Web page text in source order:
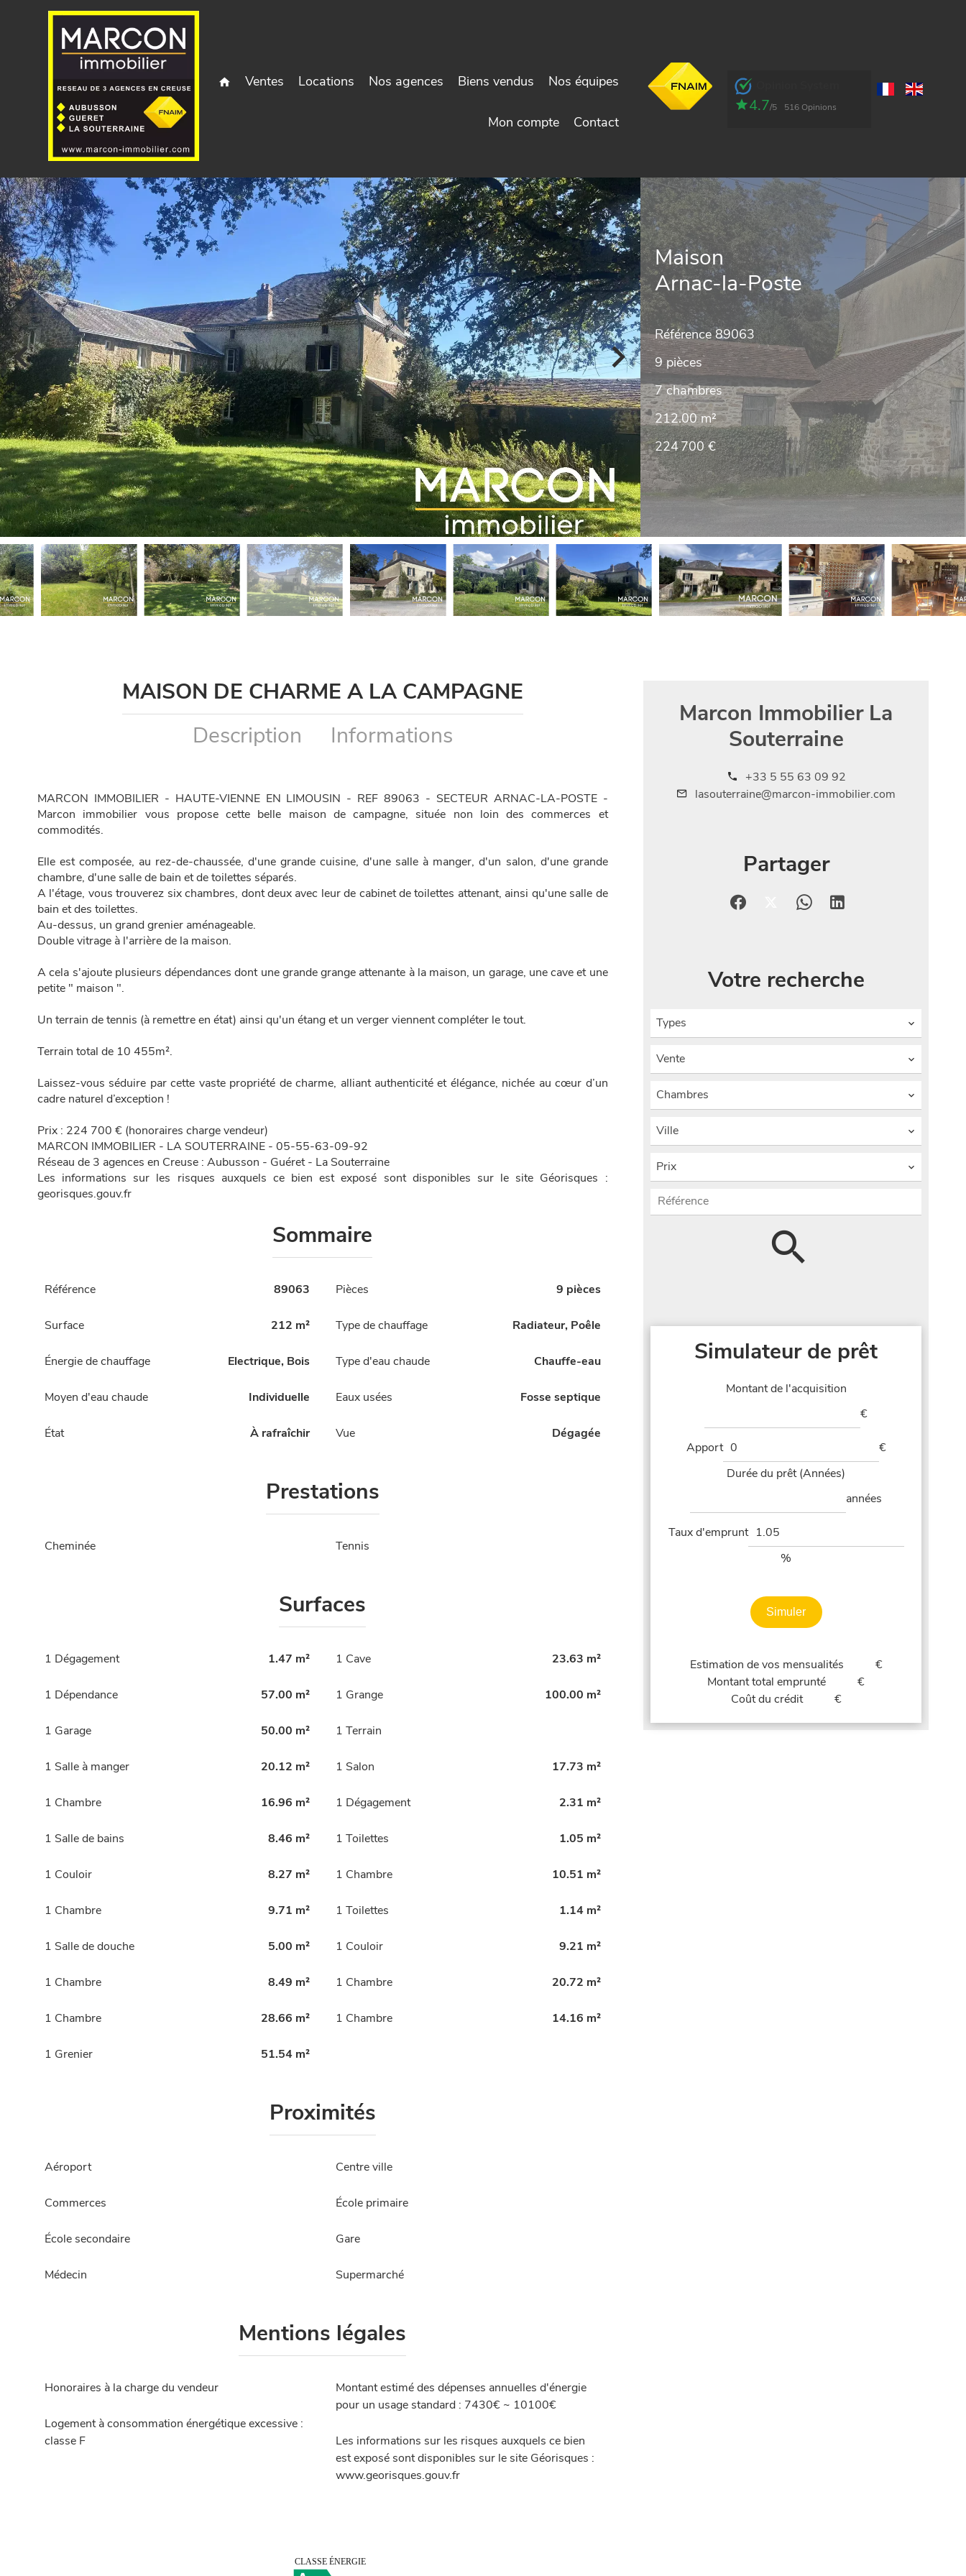
Ventes Locations Nos agences Biens vendus Nos équipes
Mon compte Contact
4.7/5 516 Opinions
Maison
Arnac-la-Poste
Référence89063
9 pièces
7 chambres
212.00m²
224 700 €
MAISON DE CHARME A LA CAMPAGNE
Description
Informations
MARCON IMMOBILIER - HAUTE-VIENNE EN LIMOUSIN - REF 89063 - SECTEUR ARNAC-LA-POSTE -
Marcon immobilier vous propose cette belle maison de campagne, située non loin des commerces et
commodités.
Elle est composée, au rez-de-chaussée, d'une grande cuisine, d'une salle à manger, d'un salon, d'une grande
chambre, d'une salle de bain et de toilettes séparés.
A l'étage, vous trouverez six chambres, dont deux avec leur de cabinet de toilettes attenant, ainsi qu'une salle de
bain et des toilettes.
Au-dessus, un grand grenier aménageable.
Double vitrage à l'arrière de la maison.
A cela s'ajoute plusieurs dépendances dont une grande grange attenante à la maison, un garage, une cave et une
petite " maison ".
Un terrain de tennis (à remettre en état) ainsi qu'un étang et un verger viennent compléter le tout.
Terrain total de 10 455m².
Laissez-vous séduire par cette vaste propriété de charme, alliant authenticité et élégance, nichée au cœur d’un
cadre naturel d’exception !
Prix : 224 700 € (honoraires charge vendeur)
MARCON IMMOBILIER - LA SOUTERRAINE - 05-55-63-09-92
Réseau de 3 agences en Creuse : Aubusson - Guéret - La Souterraine
Les informations sur les risques auxquels ce bien est exposé sont disponibles sur le site Géorisques :
georisques.gouv.fr
Sommaire
Référence 89063 Pièces 9 pièces
Surface 212 m² Type de chauffage Radiateur, Poêle
Énergie de chauffage Electrique, Bois Type d'eau chaude Chauffe-eau
Moyen d'eau chaude Individuelle Eaux usées Fosse septique
État À rafraîchir Vue Dégagée
Prestations
Cheminée Tennis
Surfaces
1 Dégagement 1.47 m² 1 Cave 23.63 m²
1 Dépendance 57.00 m² 1 Grange 100.00 m²
1 Garage 50.00 m² 1 Terrain
1 Salle à manger 20.12 m² 1 Salon 17.73 m²
1 Chambre 16.96 m² 1 Dégagement 2.31 m²
1 Salle de bains 8.46 m² 1 Toilettes 1.05 m²
1 Couloir 8.27 m² 1 Chambre 10.51 m²
1 Chambre 9.71 m² 1 Toilettes 1.14 m²
1 Salle de douche 5.00 m² 1 Couloir 9.21 m²
1 Chambre 8.49 m² 1 Chambre 20.72 m²
1 Chambre 28.66 m² 1 Chambre 14.16 m²
1 Grenier 51.54 m²
Proximités
Aéroport Centre ville
Commerces École primaire
École secondaire Gare
Médecin Supermarché
Mentions légales
Honoraires à la charge du vendeur
Montant estimé des dépenses annuelles d'énergie
pour un usage standard : 7430€ ~ 10100€
Logement à consommation énergétique excessive :
classe F
Les informations sur les risques auxquels ce bien
est exposé sont disponibles sur le site Géorisques :
www.georisques.gouv.fr
Marcon Immobilier La
Souterraine
+33 5 55 63 09 92
lasouterraine@marcon-immobilier.com
Partager
Votre recherche
Types
Vente
Chambres
Ville
Prix
Simulateur de prêt
Montant de l'acquisition
€
Apport €
Durée du prêt (Années)
années
Taux d'emprunt
%
Simuler
Estimation de vos mensualités
€
Montant total emprunté
€
Coût du crédit
€